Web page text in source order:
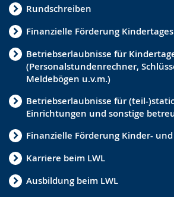
Rundschreiben
Finanzielle Förderung
Betriebserlaubnisse für
(Personalstundenrechner,
Meldebögen u.v.m.)
Betriebserlaubnisse für (teil-
Einrichtungen und sonstige
Finanzielle Förderung Kinder-
Karriere beim LWL
Ausbildung beim LWL